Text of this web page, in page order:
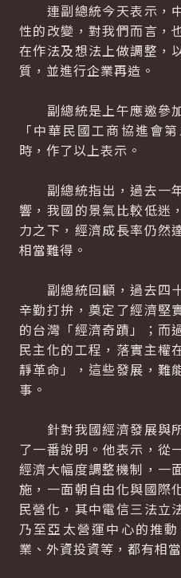
連副總統今天表示，
性的改變，對我們而言，
在作法及想法上做調整，
質，並進行企業再造。
副總統是上午應邀參
「中華民國工商協進會
時，作了以上表示。
副總統指出，過去一
響，我國的景氣比較低迷
力之下，經濟成長率仍然
相當難得。
副總統回顧，過去四十
辛勤打拚，奠定了經濟堅
的台灣「經濟奇蹟」；而
民主化的工程，落實主權
靜革命」，這些發展，難
事。
針對我國經濟發展與
了一番說明。他表示，從
經濟大幅度調整機制，一
施，一面朝自由化與國際
民營化，其中電信三法立
乃至亞太營運中心的推
業、外資投資等，都有相